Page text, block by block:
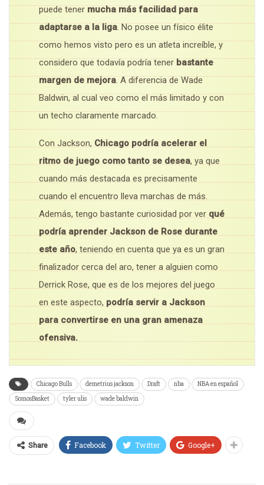
puede tener mucha más facilidad para
adaptarse a la liga . No posee un físico élite
como hemos visto pero es un atleta increíble, y
considero que todavía podría tener bastante
margen de mejora . A diferencia de Wade
Baldwin, al cual veo como el más limitado y con
un techo claramente marcado.
Con Jackson, Chicago podría acelerar el
ritmo de juego como tanto se desea, ya que
cuando más destacada es precisamente
cuando el encuentro lleva marchas de más.
Además, tengo bastante curiosidad por ver qué
podría aprender Jackson de Rose durante
este año, teniendo en cuenta que ya es un gran
finalizador cerca del aro, tener a alguien como
Derrick Rose, que es de los mejores del juego
en este aspecto, podría servir a Jackson
para convertirse en una gran amenaza
ofensiva.
Chicago Bulls demetrius jackson Draft nba
NBA en español
SomosBasket
tyler ulis wade baldwin
Share Facebook Twitter Google+